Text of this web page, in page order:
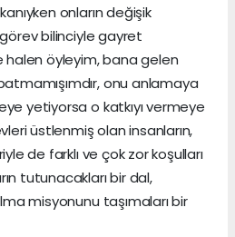
onların değişik
bilinciyle gayret
halen öyleyim, bana gelen
onu anlamaya
yetiyorsa o katkıyı vermeye
üstlenmiş olan insanların,
de farklı ve çok zor koşulları
tutunacakları bir dal,
misyonunu taşımaları bir